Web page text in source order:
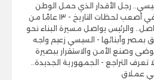
رجل الأقدار الذي حمل الوطن
على كتفيه في أصعب لحظات التاريخ - ١٣ عامًا من
والرئيس يواصل مسيرة البناء نحو
بمصر وأبنائها - السيسي زعيم واجه
وصنع الأمن والاستقرار ببصيرة
لا تعرف التراجع - الجمهورية الجديدة..
عملاق